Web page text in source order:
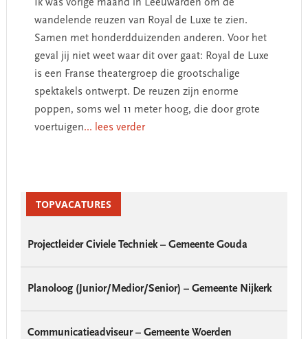
Ik was vorige maand in Leeuwarden om de
wandelende reuzen van Royal de Luxe te zien.
Samen met honderdduizenden anderen. Voor het
geval jij niet weet waar dit over gaat: Royal de Luxe
is een Franse theatergroep die grootschalige
spektakels ontwerpt. De reuzen zijn enorme
poppen, soms wel 11 meter hoog, die door grote
voertuigen... lees verder
SidebarTOPVACATURES
Projectleider Civiele Techniek – Gemeente Gouda
Planoloog (Junior/Medior/Senior) – Gemeente Nijkerk
Communicatieadviseur – Gemeente Woerden